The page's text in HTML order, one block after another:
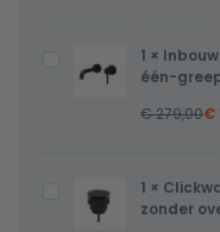
knop
bediening
Inbouw
greeps
1 ×
één-
€279,00€
Clickwaste
afvoerplug
1 ×
zonder